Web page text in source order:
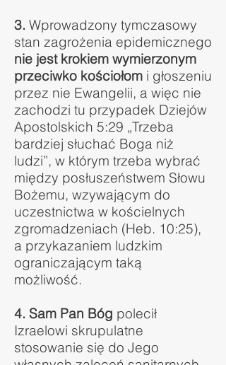
3. Wprowadzony tymczasowy
stan zagrożenia epidemicznego
nie jest krokiem wymierzonym
przeciwko kościołom i głoszeniu
przez nie Ewangelii, a więc nie
zachodzi tu przypadek Dziejów
Apostolskich 5:29 „Trzeba
bardziej słuchać Boga niż
ludzi”, w którym trzeba wybrać
między posłuszeństwem Słowu
Bożemu, wzywającym do
uczestnictwa w kościelnych
zgromadzeniach (Heb. 10:25),
a przykazaniem ludzkim
ograniczającym taką
możliwość.
4. Sam Pan Bóg polecił
Izraelowi skrupulatne
stosowanie się do Jego